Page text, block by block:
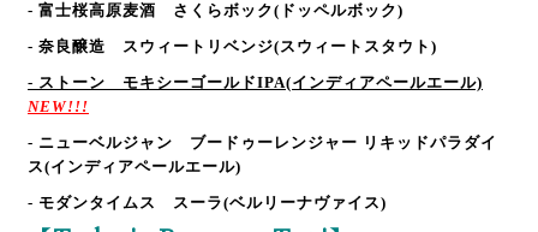
- 富士桜高原麦酒 さくらボック(ドッペルボック)
- 奈良醸造 スウィートリベンジ(スウィートスタウト)
- ストーン モキシーゴールドIPA(インディアペールエール)
NEW!!!
- ニューベルジャン ブードゥーレンジャー リキッドパラダイ
ス(インディアペールエール)
- モダンタイムス スーラ(ベルリーナヴァイス)